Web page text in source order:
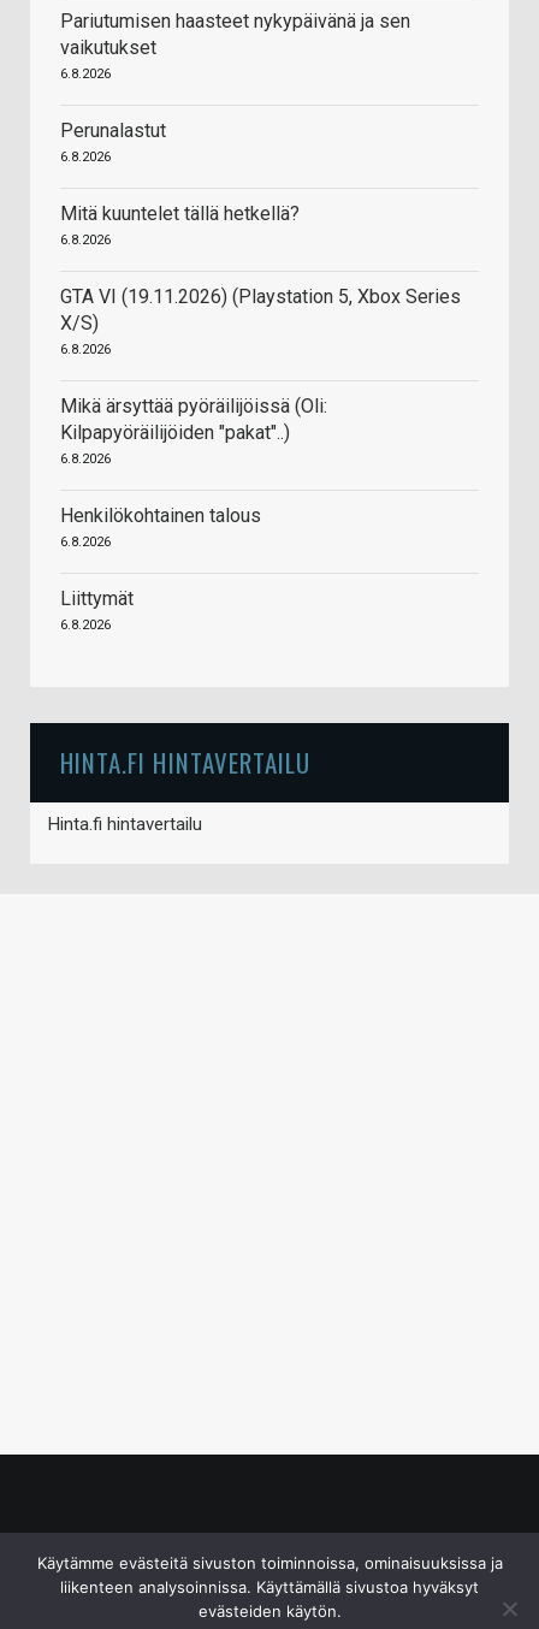
Pariutumisen haasteet nykypäivänä ja sen
vaikutukset
6.8.2026
Perunalastut
6.8.2026
Mitä kuuntelet tällä hetkellä?
6.8.2026
GTA VI (19.11.2026) (Playstation 5, Xbox Series
X/S)
6.8.2026
Mikä ärsyttää pyöräilijöissä (Oli:
Kilpapyöräilijöiden "pakat"..)
6.8.2026
Henkilökohtainen talous
6.8.2026
Liittymät
6.8.2026
HINTA.FI HINTAVERTAILU
Hinta.fi hintavertailu
Käytämme evästeitä sivuston toiminnoissa, ominaisuuksissa ja
liikenteen analysoinnissa. Käyttämällä sivustoa hyväksyt
evästeiden käytön.